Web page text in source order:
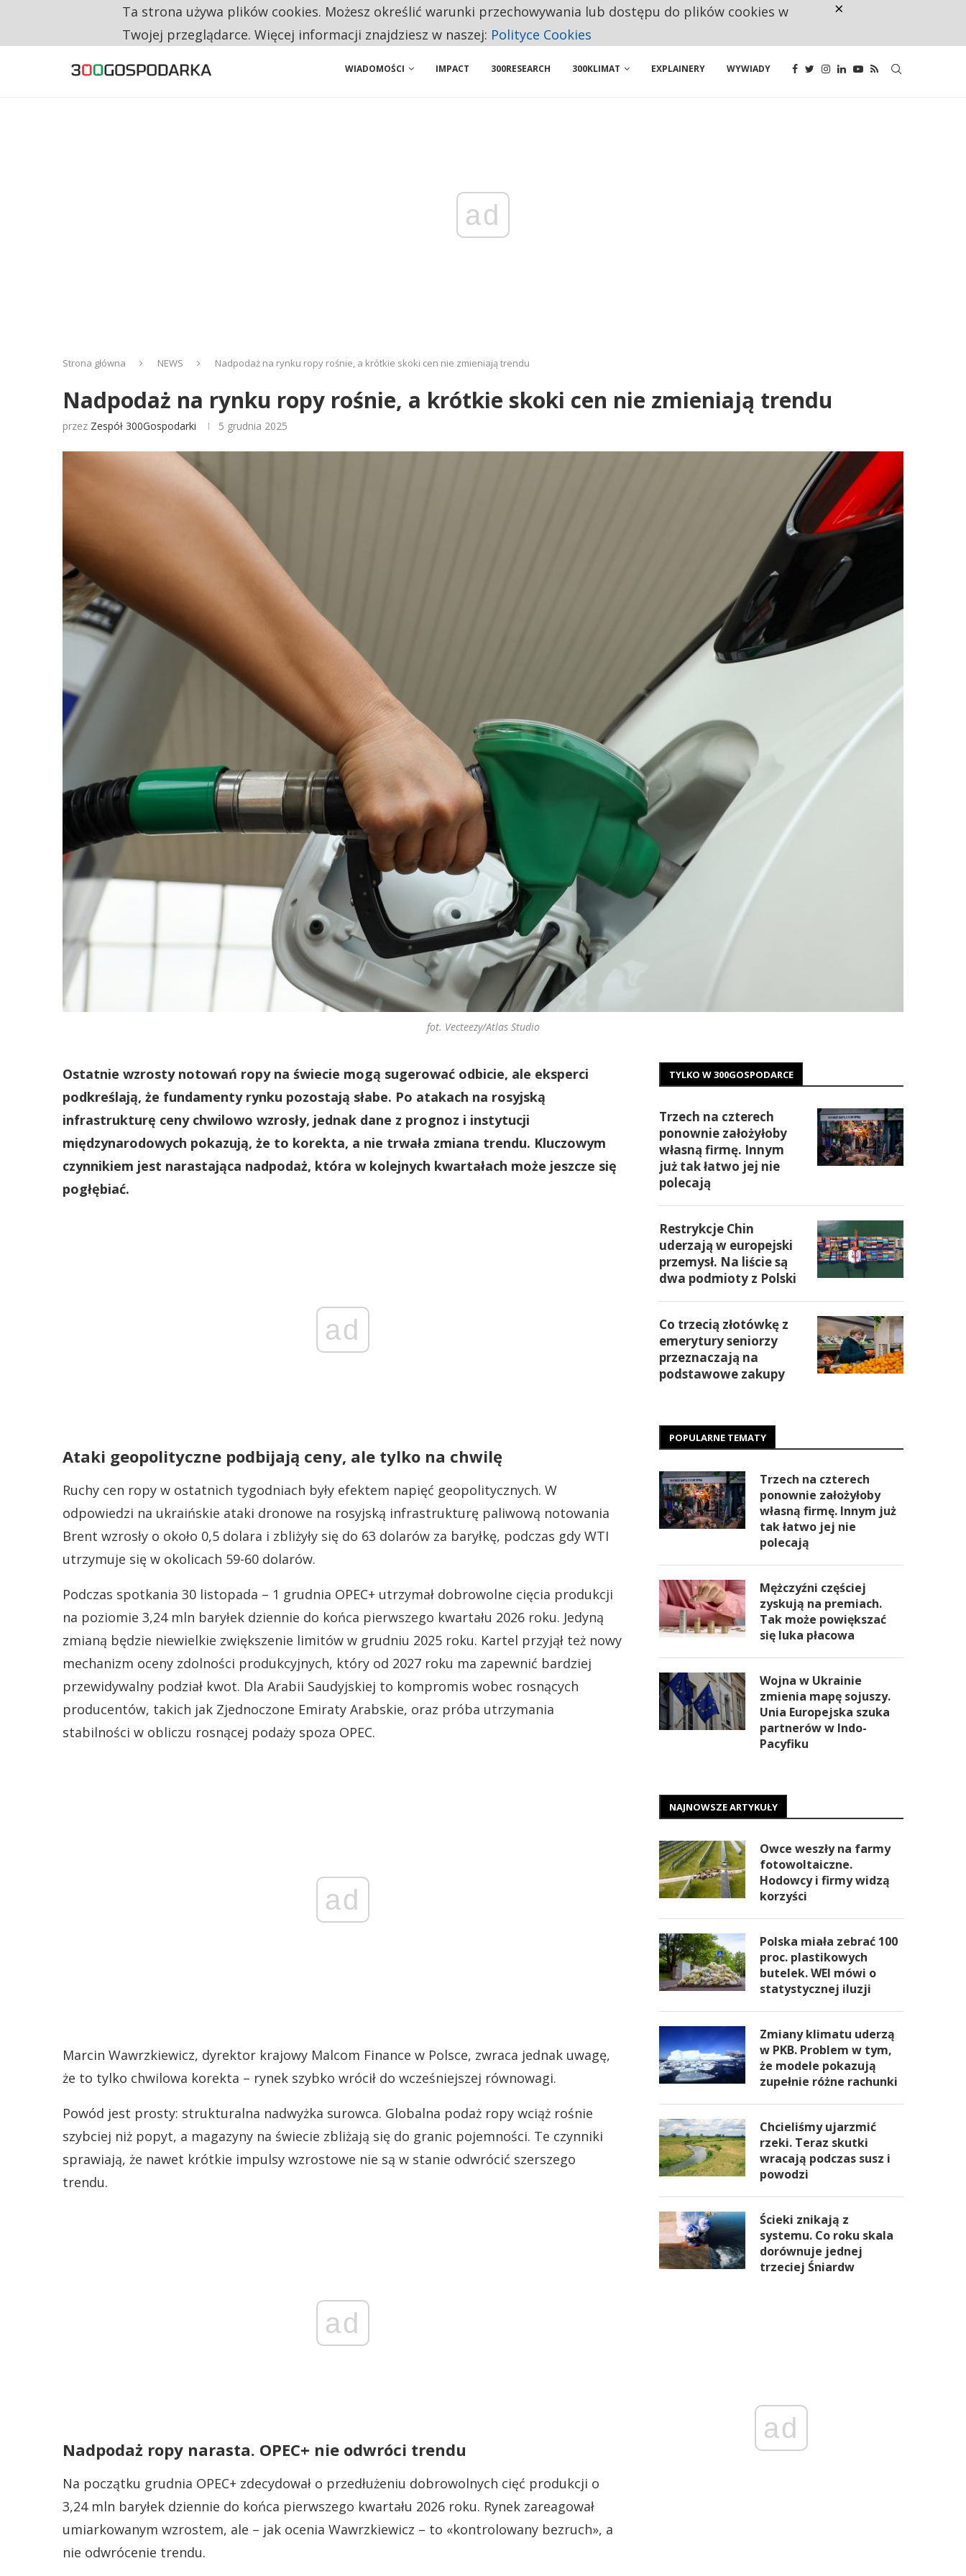
CO TRZECIĄ ZŁOTÓWKĘ Z EMERYTURY SENIORZY PRZEZNACZAJĄ NA PODSTAWOWE ZAKUPY
WIADOMOŚCI IMPACT 300RESEARCH 300KLIMAT EXPLAINERY WYWIADY
ad
Strona główna NEWS Nadpodaż na rynku ropy rośnie, a krótkie skoki cen nie zmieniają trendu
Nadpodaż na rynku ropy rośnie, a krótkie skoki cen nie zmieniają trendu
przez Zespół 300Gospodarki 5 grudnia 2025
fot. Vecteezy/Atlas Studio
Ostatnie wzrosty notowań ropy na świecie mogą sugerować odbicie, ale eksperci
podkreślają, że fundamenty rynku pozostają słabe. Po atakach na rosyjską
infrastrukturę ceny chwilowo wzrosły, jednak dane z prognoz i instytucji
międzynarodowych pokazują, że to korekta, a nie trwała zmiana trendu. Kluczowym
czynnikiem jest narastająca nadpodaż, która w kolejnych kwartałach może jeszcze się
pogłębiać.
ad
Ataki geopolityczne podbijają ceny, ale tylko na chwilę
Ruchy cen ropy w ostatnich tygodniach były efektem napięć geopolitycznych. W
odpowiedzi na ukraińskie ataki dronowe na rosyjską infrastrukturę paliwową notowania
Brent wzrosły o około 0,5 dolara i zbliżyły się do 63 dolarów za baryłkę, podczas gdy WTI
utrzymuje się w okolicach 59-60 dolarów.
Podczas spotkania 30 listopada – 1 grudnia OPEC+ utrzymał dobrowolne cięcia produkcji
na poziomie 3,24 mln baryłek dziennie do końca pierwszego kwartału 2026 roku. Jedyną
zmianą będzie niewielkie zwiększenie limitów w grudniu 2025 roku. Kartel przyjął też nowy
mechanizm oceny zdolności produkcyjnych, który od 2027 roku ma zapewnić bardziej
przewidywalny podział kwot. Dla Arabii Saudyjskiej to kompromis wobec rosnących
producentów, takich jak Zjednoczone Emiraty Arabskie, oraz próba utrzymania
stabilności w obliczu rosnącej podaży spoza OPEC.
ad
Marcin Wawrzkiewicz, dyrektor krajowy Malcom Finance w Polsce, zwraca jednak uwagę,
że to tylko chwilowa korekta – rynek szybko wrócił do wcześniejszej równowagi.
Powód jest prosty: strukturalna nadwyżka surowca. Globalna podaż ropy wciąż rośnie
szybciej niż popyt, a magazyny na świecie zbliżają się do granic pojemności. Te czynniki
sprawiają, że nawet krótkie impulsy wzrostowe nie są w stanie odwrócić szerszego
trendu.
ad
Nadpodaż ropy narasta. OPEC+ nie odwróci trendu
Na początku grudnia OPEC+ zdecydował o przedłużeniu dobrowolnych cięć produkcji o
3,24 mln baryłek dziennie do końca pierwszego kwartału 2026 roku. Rynek zareagował
umiarkowanym wzrostem, ale – jak ocenia Wawrzkiewicz – to «kontrolowany bezruch», a
nie odwrócenie trendu.
TYLKO W 300GOSPODARCE
Trzech na czterech
ponownie założyłoby
własną firmę. Innym
już tak łatwo jej nie
polecają
Restrykcje Chin
uderzają w europejski
przemysł. Na liście są
dwa podmioty z Polski
Co trzecią złotówkę z
emerytury seniorzy
przeznaczają na
podstawowe zakupy
POPULARNE TEMATY
Trzech na czterech
ponownie założyłoby
własną firmę. Innym już
tak łatwo jej nie
polecają
Mężczyźni częściej
zyskują na premiach.
Tak może powiększać
się luka płacowa
Wojna w Ukrainie
zmienia mapę sojuszy.
Unia Europejska szuka
partnerów w Indo-
Pacyfiku
NAJNOWSZE ARTYKUŁY
Owce weszły na farmy
fotowoltaiczne.
Hodowcy i firmy widzą
korzyści
Polska miała zebrać 100
proc. plastikowych
butelek. WEI mówi o
statystycznej iluzji
Zmiany klimatu uderzą
w PKB. Problem w tym,
że modele pokazują
zupełnie różne rachunki
Chcieliśmy ujarzmić
rzeki. Teraz skutki
wracają podczas susz i
powodzi
Ścieki znikają z
systemu. Co roku skala
dorównuje jednej
trzeciej Śniardw
ad
Ta strona używa plików cookies. Możesz określić warunki przechowywania lub dostępu do plików cookies w
Twojej przeglądarce. Więcej informacji znajdziesz w naszej: Polityce Cookies
×